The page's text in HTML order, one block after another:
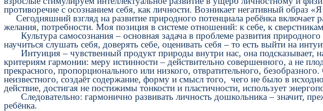
противоречие с осознанием себя, как личности. Возникает негативный образ
Сегодняшний взгляд на развитие природного потенциала ребёнка включает
желания, потребности. Моя позиция в системе отношений: к себе, к
Культура самосознания – основная задача в проблеме развития
научиться слушать себя, доверять себе, оценивать себя – то есть выйти на
Интуиция – чувственный продукт природы внутри нас, она подсказывает,
критериям гармонии: меру истинности – действительно совершенного, а не
прекрасного, пропорционального или низкого, отвратительного,
неизвестного, создаёт содержание, форму и смысл того, чего не было в
действие, достигая не постижимы тонкости и пластичности, использует
Следовательно: гармонично развивать личность дошкольника – значит,
ребёнка.